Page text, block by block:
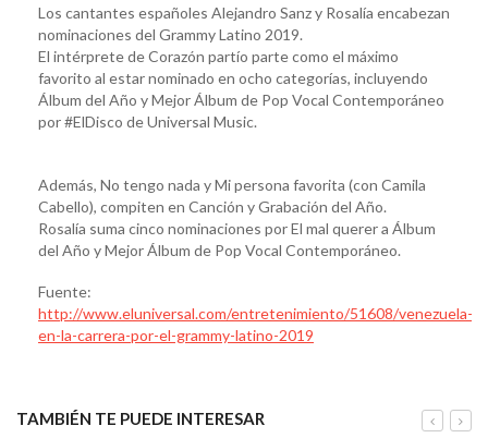
Los cantantes españoles Alejandro Sanz y Rosalía encabezan
nominaciones del Grammy Latino 2019.
El intérprete de Corazón partío parte como el máximo
favorito al estar nominado en ocho categorías, incluyendo
Álbum del Año y Mejor Álbum de Pop Vocal Contemporáneo
por #ElDisco de Universal Music.
Además, No tengo nada y Mi persona favorita (con Camila
Cabello), compiten en Canción y Grabación del Año.
Rosalía suma cinco nominaciones por El mal querer a Álbum
del Año y Mejor Álbum de Pop Vocal Contemporáneo.
Fuente:
http://www.eluniversal.com/entretenimiento/51608/venezuela-
en-la-carrera-por-el-grammy-latino-2019
TAMBIÉN TE PUEDE INTERESAR